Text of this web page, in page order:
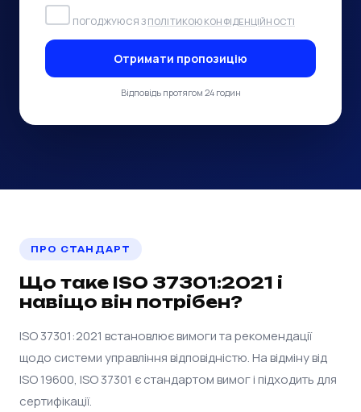
ПОГОДЖУЮСЯ З ПОЛІТИКОЮ КОНФІДЕНЦІЙНОСТІ
Отримати пропозицію
Відповідь протягом 24 годин
ПРО СТАНДАРТ
Що таке ISO 37301:2021 і
навіщо він потрібен?
ISO 37301:2021 встановлює вимоги та рекомендації
щодо системи управління відповідністю. На відміну від
ISO 19600, ISO 37301 є стандартом вимог і підходить для
сертифікації.